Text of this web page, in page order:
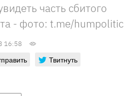
часть сбитого
- фото: t.me/humpolitic
16:58
Твитнуть